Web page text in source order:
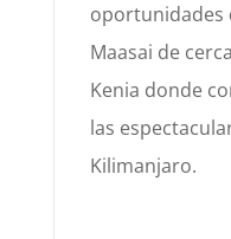
oportunidades
Maasai de
Kenia donde
las
Kilimanjaro.